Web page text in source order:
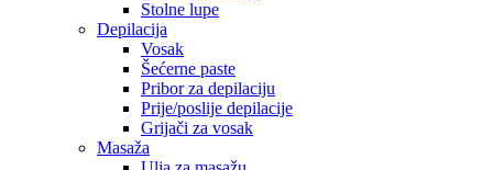
Stolne lupe
Depilacija
Vosak
Šećerne paste
Pribor za depilaciju
Prije/poslije depilacije
Grijači za vosak
Masaža